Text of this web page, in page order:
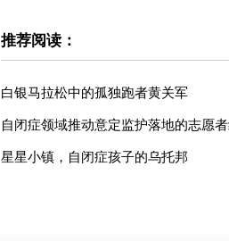
推荐阅读：
白银马拉松中的孤独跑者黄关军
自闭症领域推动意定监护落地的志愿
星星小镇，自闭症孩子的乌托邦